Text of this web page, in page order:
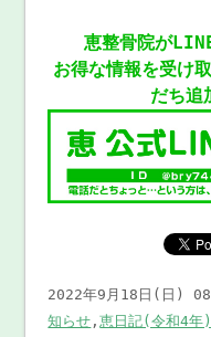
恵整骨院が
お得な情報を受け
だち追
2022年9月18日(日)
知らせ ,恵日記(令和4年)